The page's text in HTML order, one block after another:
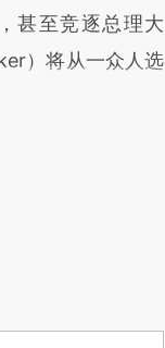
甚至竞逐总理大
）将从一众人选